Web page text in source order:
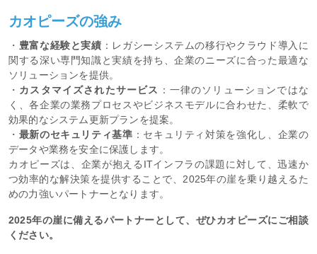
カオピーズの強み
・ 豊富な経験と実績 ：レガシーシステムの移行やクラウド導入に
関する深い専門知識と実績を持ち、企業のニーズに合った最適な
ソリューションを提供。
・ カスタマイズされたサービス ：一律のソリューションではな
く、各企業の業務プロセスやビジネスモデルに合わせた、柔軟で
効果的なシステム更新プランを提案。
・ 最新のセキュリティ基準 ：セキュリティ対策を強化し、企業の
データや業務を安全に保護します。
カオピーズは、企業が抱えるITインフラの課題に対して、迅速か
つ効率的な解決策を提供することで、2025年の崖を乗り越えるた
めの力強いパートナーとなります。
2025年の崖に備えるパートナーとして、ぜひカオピーズにご相談
ください。